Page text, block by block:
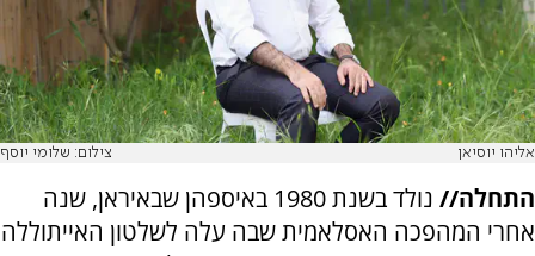
אליהו יוסיאן צילום: שלומי יוסף
התחלה//
נולד בשנת 1980 באיספהן שבאיראן, שנה
אחרי המהפכה האסלאמית שבה עלה לשלטון האייתוללה